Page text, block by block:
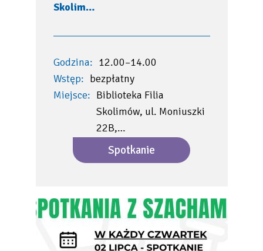
Skolim…
Godzina: 12.00–14.00
Wstęp: bezpłatny
Miejsce: Biblioteka Filia
Skolimów, ul. Moniuszki
22B,…
Spotkanie